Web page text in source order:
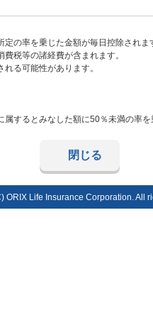
の率を乗じた金額が毎日控除されま
税等の諸経費が含まれます。
る可能性があります。
するとみなした額に50％未満の率を
閉じる
ORIX Life Insurance Corporation. All